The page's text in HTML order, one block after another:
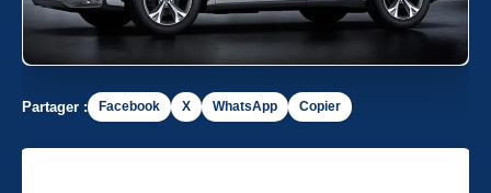
Partager : Facebook X WhatsApp Copier